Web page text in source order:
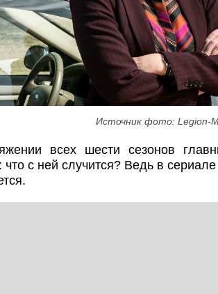
Источник фото: Legion-
всех шести сезонов
с ней случится? Ведь в